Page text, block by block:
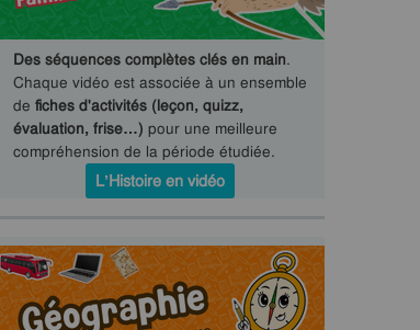
Des séquences complètes clés en main.
Chaque vidéo est associée à un ensemble
de fiches d'activités (leçon, quizz,
évaluation, frise…) pour une meilleure
compréhension de la période étudiée.
L’Histoire en vidéo